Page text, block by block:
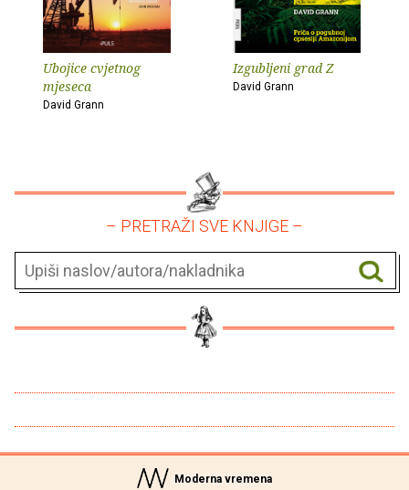
Ubojice cvjetnog
mjeseca
David Grann
Izgubljeni grad Z
David Grann
– PRETRAŽI SVE KNJIGE –
Moderna vremena